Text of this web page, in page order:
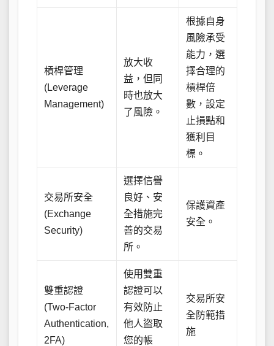
槓桿管理
(Leverage
Management)
放大收
益，但同
時也放大
了風險。
根據自身
風險承受
能力，選
擇合理的
槓桿倍
數，設定
止損點和
獲利目
標。
交易所安全
(Exchange
Security)
選擇信譽
良好、安
全措施完
善的交易
所。
保護資產
安全。
雙重認證
(Two-Factor
Authentication,
2FA)
使用雙重
認證可以
有效防止
他人盜取
您的帳
交易所安
全防範措
施